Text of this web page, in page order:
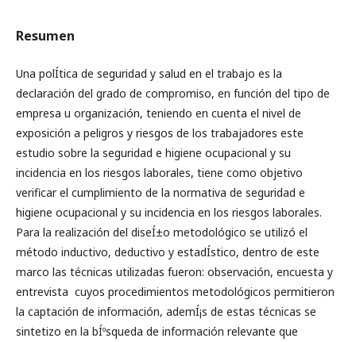
Resumen
Una polÍ­tica de seguridad y salud en el trabajo es la
declaración del grado de compromiso, en función del tipo de
empresa u organización, teniendo en cuenta el nivel de
exposición a peligros y riesgos de los trabajadores este
estudio sobre la seguridad e higiene ocupacional y su
incidencia en los riesgos laborales, tiene como objetivo
verificar el cumplimiento de la normativa de seguridad e
higiene ocupacional y su incidencia en los riesgos laborales.
Para la realización del diseÍ±o metodológico se utilizó el
método inductivo, deductivo y estadÍ­stico, dentro de este
marco las técnicas utilizadas fueron: observación, encuesta y
entrevista cuyos procedimientos metodológicos permitieron
la captación de información, ademÍ¡s de estas técnicas se
sintetizo en la bÍºsqueda de información relevante que